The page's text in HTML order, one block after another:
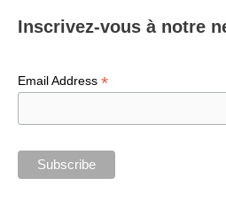
Inscrivez-vous à notre
Email Address *